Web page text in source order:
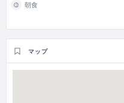
朝食
マップ